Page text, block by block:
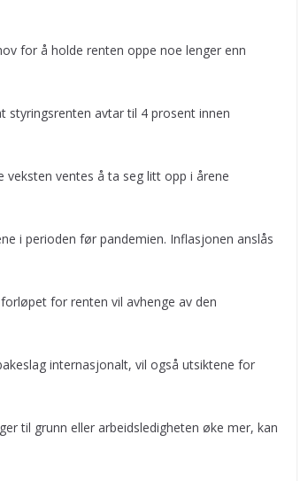
for å holde renten oppe noe lenger enn
styringsrenten avtar til 4 prosent innen
ventes å ta seg litt opp i årene
i perioden før pandemien. Inflasjonen anslås
for renten vil avhenge av den
internasjonalt, vil også utsiktene for
til grunn eller arbeidsledigheten øke mer, kan